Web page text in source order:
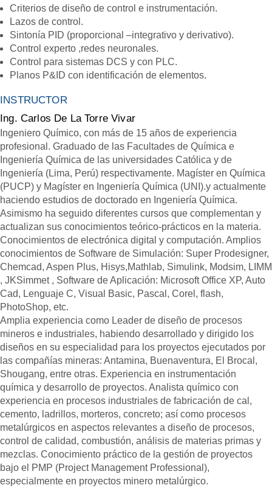
Criterios de diseño de control e instrumentación.
Lazos de control.
Sintonía PID (proporcional –integrativo y derivativo).
Control experto ,redes neuronales.
Control para sistemas DCS y con PLC.
Planos P&ID con identificación de elementos.
INSTRUCTOR
Ing. Carlos De La Torre Vivar
Ingeniero Químico, con más de 15 años de experiencia
profesional. Graduado de las Facultades de Química e
Ingeniería Química de las universidades Católica y de
Ingeniería (Lima, Perú) respectivamente. Magíster en Química
(PUCP) y Magíster en Ingeniería Química (UNI).y actualmente
haciendo estudios de doctorado en Ingeniería Química.
Asimismo ha seguido diferentes cursos que complementan y
actualizan sus conocimientos teórico-prácticos en la materia.
Conocimientos de electrónica digital y computación. Amplios
conocimientos de Software de Simulación: Super Prodesigner,
Chemcad, Aspen Plus, Hisys,Mathlab, Simulink, Modsim, LIMM
, JKSimmet , Software de Aplicación: Microsoft Office XP, Auto
Cad, Lenguaje C, Visual Basic, Pascal, Corel, flash,
PhotoShop, etc.
Amplia experiencia como Leader de diseño de procesos
mineros e industriales, habiendo desarrollado y dirigido los
diseños en su especialidad para los proyectos ejecutados por
las compañías mineras: Antamina, Buenaventura, El Brocal,
Shougang, entre otras. Experiencia en instrumentación
química y desarrollo de proyectos. Analista químico con
experiencia en procesos industriales de fabricación de cal,
cemento, ladrillos, morteros, concreto; así como procesos
metalúrgicos en aspectos relevantes a diseño de procesos,
control de calidad, combustión, análisis de materias primas y
mezclas. Conocimiento práctico de la gestión de proyectos
bajo el PMP (Project Management Professional),
especialmente en proyectos minero metalúrgico.